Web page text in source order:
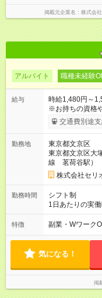
掲載元企業名 株式会
アルバイト 職種未経験
給与
時給1,480円～
※お持ちの資格
たします。 【試用期間】試用期間あり 試用期間の長さ：3ヶ月
雇用形態、給与
交通費別途支
勤務地
東京都文京区
東京都文京区大
線 茗荷谷駅）
株式会社セリ
勤務時間
シフト制
1日あたりの実
位)◎ 月～土(週2
間） ＜土曜＞
上：45分、8時
特徴 副業・Wワーク
気になる！
掲